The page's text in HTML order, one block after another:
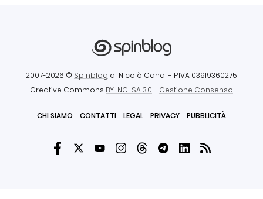
2007-2026 © Spinblog di Nicolò Canal - P.IVA 03919360275
Creative Commons BY-NC-SA 3.0- Gestione Consenso
CHI SIAMO CONTATTI LEGAL PRIVACY PUBBLICITÀ